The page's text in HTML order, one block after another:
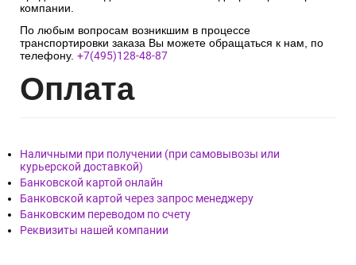
компании.
По любым вопросам возникшим в процессе
транспортировки заказа Вы можете обращаться к нам, по
телефону. +7(495)128-48-87
Оплата
Наличными при получении (при самовывозы или
курьерской доставкой)
Банковской картой онлайн
Банковской картой через запрос менеджеру
Банковским переводом по счету
Реквизиты нашей компании